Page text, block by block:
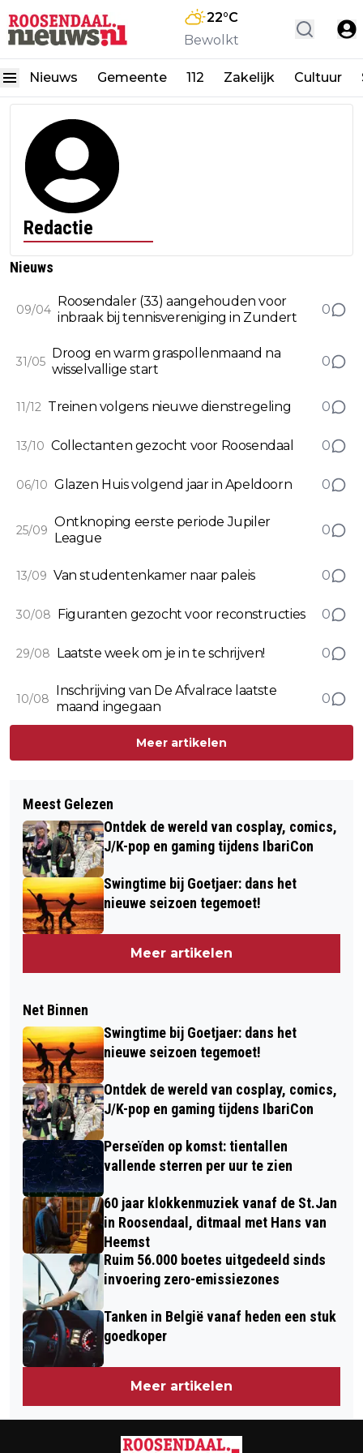
22°C
Bewolkt
Nieuws Gemeente 112 Zakelijk Cultuur
Redactie
Nieuws
09/04
Roosendaler (33) aangehouden voor
inbraak bij tennisvereniging in Zundert
0
31/05
Droog en warm graspollenmaand na
wisselvallige start
0
11/12 Treinen volgens nieuwe dienstregeling 0
13/10 Collectanten gezocht voor Roosendaal 0
06/10 Glazen Huis volgend jaar in Apeldoorn 0
25/09
Ontknoping eerste periode Jupiler
League
0
13/09 Van studentenkamer naar paleis 0
30/08 Figuranten gezocht voor reconstructies 0
29/08 Laatste week om je in te schrijven! 0
10/08
Inschrijving van De Afvalrace laatste
maand ingegaan
0
Meer artikelen
Meest Gelezen
Ontdek de wereld van cosplay, comics,
J/K-pop en gaming tijdens IbariCon
Swingtime bij Goetjaer: dans het
nieuwe seizoen tegemoet!
Meer artikelen
Net Binnen
Swingtime bij Goetjaer: dans het
nieuwe seizoen tegemoet!
Ontdek de wereld van cosplay, comics,
J/K-pop en gaming tijdens IbariCon
Perseïden op komst: tientallen
vallende sterren per uur te zien
60 jaar klokkenmuziek vanaf de St.Jan
in Roosendaal, ditmaal met Hans van
Heemst
Ruim 56.000 boetes uitgedeeld sinds
invoering zero-emissiezones
Tanken in België vanaf heden een stuk
goedkoper
Meer artikelen